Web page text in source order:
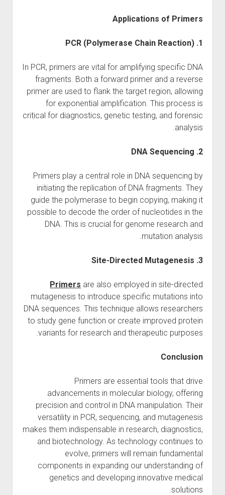
Applications of Primers
1. PCR (Polymerase Chain Reaction)
In PCR, primers are vital for amplifying specific DNA
fragments. Both a forward primer and a reverse
primer are used to flank the target region, allowing
for exponential amplification. This process is
critical for diagnostics, genetic testing, and forensic
analysis.
2. DNA Sequencing
Primers play a central role in DNA sequencing by
initiating the replication of DNA fragments. They
guide the polymerase to begin copying, making it
possible to decode the order of nucleotides in the
DNA. This is crucial for genome research and
mutation analysis.
3. Site-Directed Mutagenesis
Primers are also employed in site-directed
mutagenesis to introduce specific mutations into
DNA sequences. This technique allows researchers
to study gene function or create improved protein
variants for research and therapeutic purposes.
Conclusion
Primers are essential tools that drive
advancements in molecular biology, offering
precision and control in DNA manipulation. Their
versatility in PCR, sequencing, and mutagenesis
makes them indispensable in research, diagnostics,
and biotechnology. As technology continues to
evolve, primers will remain fundamental
components in expanding our understanding of
genetics and developing innovative medical
solutions.